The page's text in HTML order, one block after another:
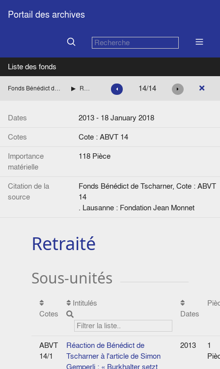
Portail des archives
Liste des fonds
Fonds Bénédict de Tscharner Retraité 14/14
Dates
2013 - 18 January 2018
Cotes
Cote : ABVT 14
Importance
matérielle
118 Pièce
Citation de la
source
Fonds Bénédict de Tscharner, Cote : ABVT
14
. Lausanne : Fondation Jean Monnet
Retraité
Sous-unités
Cotes
Intitulés
Dates
ABVT
14/1
Réaction de Bénédict de
Tscharner à l'article de Simon
2013
1